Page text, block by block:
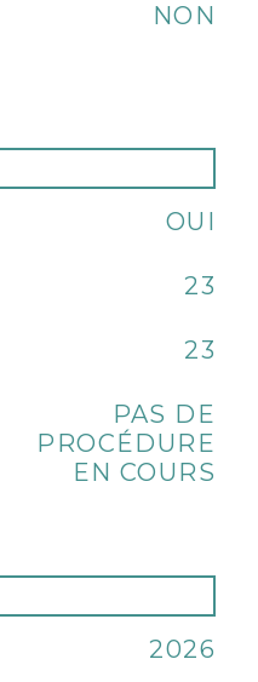
NON
OUI
23
23
PAS DE
PROCÉDURE
EN COURS
2026